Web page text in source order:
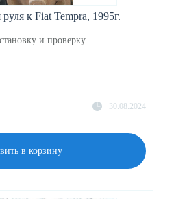
к Fiat Tempra, 1995г.
и проверку. ..
30.08.2024
в корзину